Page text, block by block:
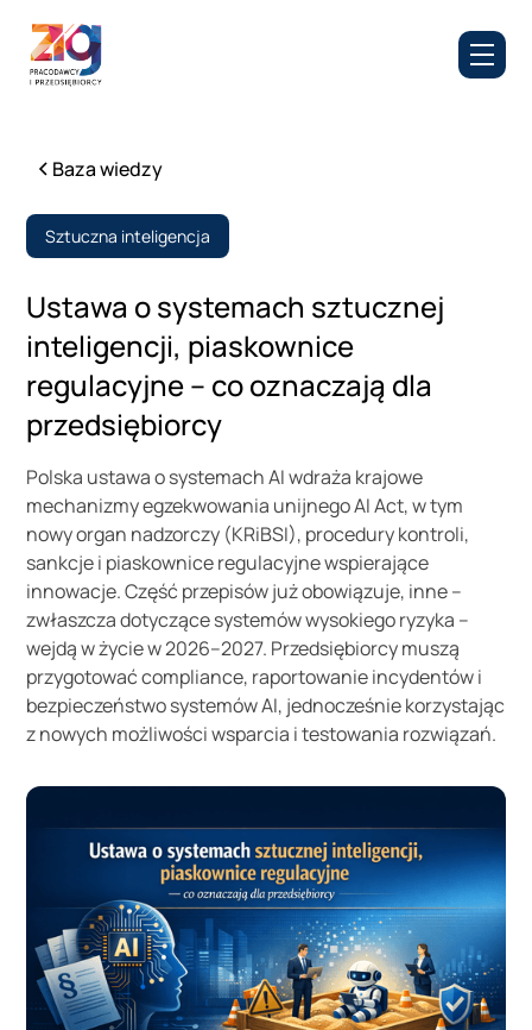
Baza wiedzy
Sztuczna inteligencja
Ustawa o systemach sztucznej
inteligencji, piaskownice
regulacyjne – co oznaczają dla
przedsiębiorcy
Polska ustawa o systemach AI wdraża krajowe
mechanizmy egzekwowania unijnego AI Act, w tym
nowy organ nadzorczy (KRiBSI), procedury kontroli,
sankcje i piaskownice regulacyjne wspierające
innowacje. Część przepisów już obowiązuje, inne –
zwłaszcza dotyczące systemów wysokiego ryzyka –
wejdą w życie w 2026–2027. Przedsiębiorcy muszą
przygotować compliance, raportowanie incydentów i
bezpieczeństwo systemów AI, jednocześnie korzystając
z nowych możliwości wsparcia i testowania rozwiązań.